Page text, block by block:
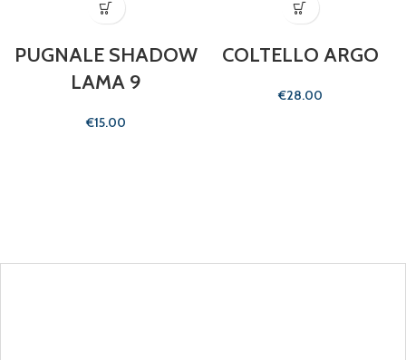
PUGNALE SHADOW
LAMA 9
€
COLTELLO ARGO
€